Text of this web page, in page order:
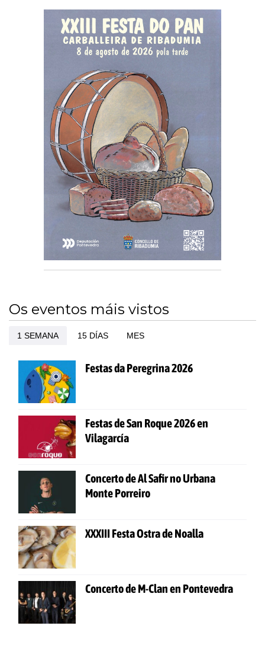
Os eventos máis vistos
1 SEMANA 15 DÍAS MES
Festas da Peregrina 2026
Festas de San Roque 2026 en
Vilagarcía
Concerto de Al Safir no Urbana
Monte Porreiro
XXXIII Festa Ostra de Noalla
Concerto de M-Clan en Pontevedra